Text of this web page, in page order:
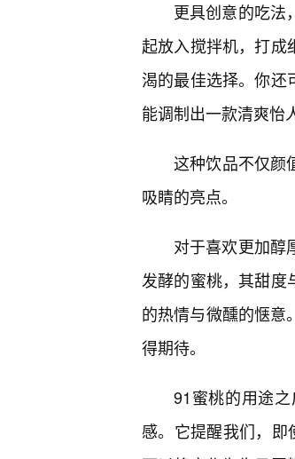
更具创意的吃法
起放入搅拌机，打成
渴的最佳选择。你还
能调制出一款清爽怡
这种饮品不仅颜
吸睛的亮点。
对于喜欢更加醇
发酵的蜜桃，其甜度
的热情与微醺的惬意
得期待。
91蜜桃的用途
感。它提醒我们，即